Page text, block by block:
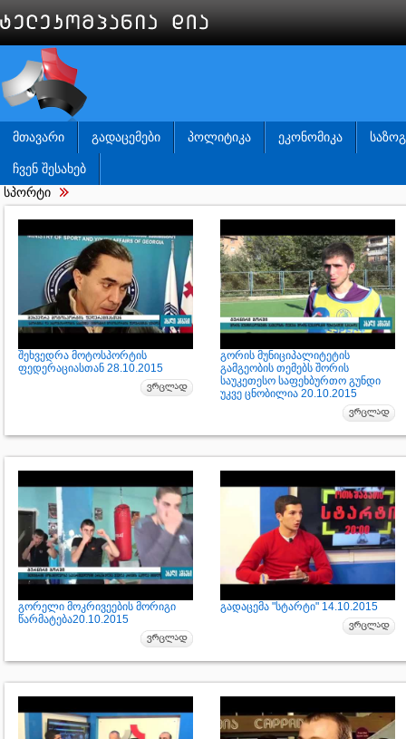
ᲛᲗᲐᲕᲐᲠᲘ ᲒᲐᲓᲐᲪᲔᲛᲔᲑᲘ ᲞᲝᲚᲘᲢᲘᲙᲐ ᲔᲙᲝᲜᲝᲛᲘᲙᲐ
ᲩᲕᲔᲜ ᲨᲔᲡᲐᲮᲔᲑ
სპორტი
შეხვედრა მოტოსპორტის
ფედერაციასთან 28.10.2015
გორის მუნიციპალიტეტის
გამგეობის თემებს შორის
საუკეთესო საფეხბურთო გუნდი
უკვე ცნობილია 20.10.2015
გორელი მოკრივეების მორიგი
წარმატება20.10.2015
გადაცემა "სტარტი" 14.10.2015